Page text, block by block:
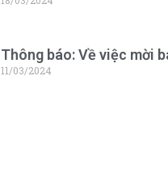
Thông báo: Về việc mời
11/03/2024